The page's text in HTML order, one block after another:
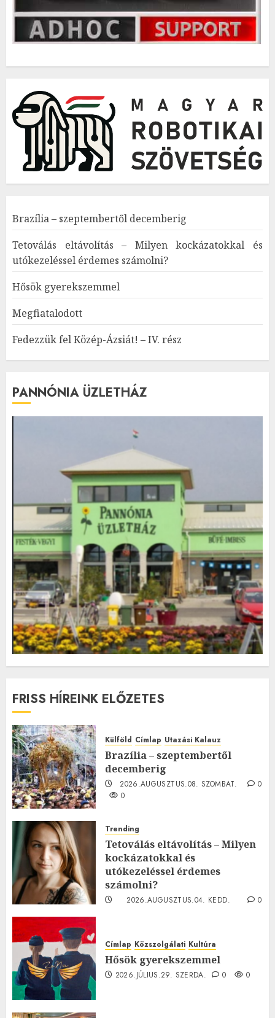
Brazília – szeptembertől decemberig
Tetoválás eltávolítás – Milyen kockázatokkal és
utókezeléssel érdemes számolni?
Hősök gyerekszemmel
Megfiatalodott
Fedezzük fel Közép-Ázsiát! – IV. rész
PANNÓNIA ÜZLETHÁZ
FRISS HÍREINK ELŐZETES
Külföld Címlap Utazási Kalauz
Brazília – szeptembertől
decemberig
2026.AUGUSZTUS.08. SZOMBAT.
0
0
Trending
Tetoválás eltávolítás – Milyen
kockázatokkal és
utókezeléssel érdemes
számolni?
2026.AUGUSZTUS.04. KEDD.
0
Címlap Közszolgálati Kultúra
Hősök gyerekszemmel
2026.JÚLIUS.29. SZERDA. 0 0